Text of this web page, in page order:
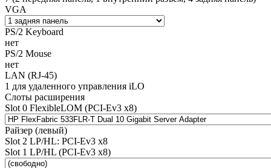
VGA
PS/2 Keyboard
нет
PS/2 Mouse
нет
LAN (RJ-45)
1 для удаленного управления iLO
Слоты расширения
Slot 0 FlexibleLOM (PCI-Ev3 x8)
Райзер (левый)
Slot 2 LP/HL: PCI-Ev3 x8
Slot 1 LP/HL (PCI-Ev3 x8)